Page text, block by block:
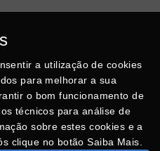
a utilização de cookies
para melhorar a sua
o bom funcionamento de
técnicos para análise de
sobre estes cookies e a
clique no botão Saiba Mais.